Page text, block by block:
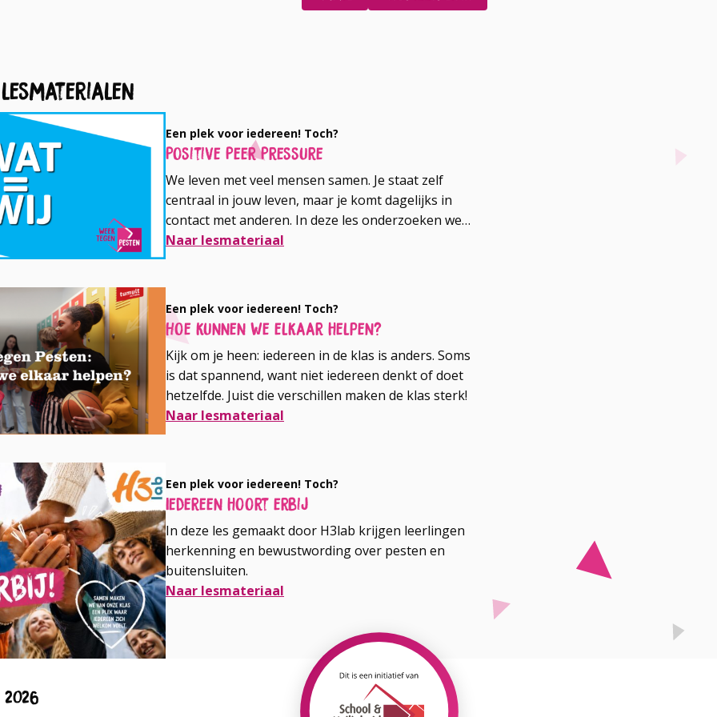
op
op
Een plek voor iedereen! Toch?
Positive Peer Pressure
We leven met veel mensen samen. Je staat zelf
centraal in jouw leven, maar je komt dagelijks in
contact met anderen. In deze les onderzoeken we
hoe groepen functioneren en welke rol je daarin
Naar lesmateriaal
Een plek voor iedereen! Toch?
Hoe kunnen we elkaar helpen?
Kijk om je heen: iedereen in de klas is anders. Soms
is dat spannend, want niet iedereen denkt of doet
hetzelfde. Juist die verschillen maken de klas sterk!
Naar lesmateriaal
Een plek voor iedereen! Toch?
Iedereen hoort erbij
In deze les gemaakt door H3lab krijgen leerlingen
herkenning en bewustwording over pesten en
buitensluiten.
Naar lesmateriaal
2026